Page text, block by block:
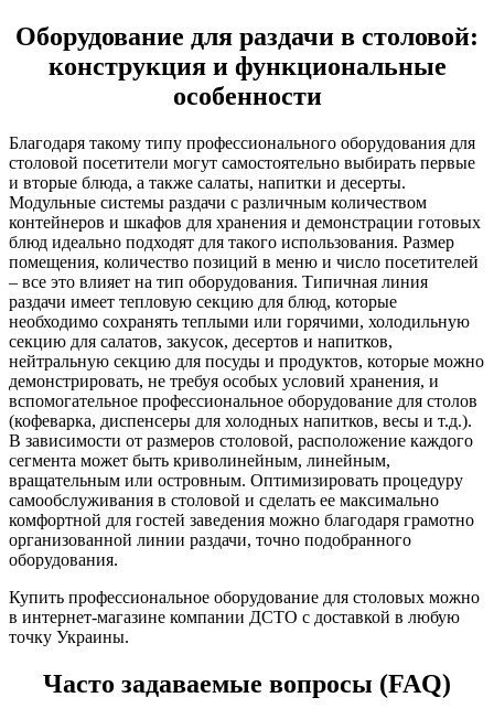
Оборудование для раздачи в столовой:
конструкция и функциональные
особенности
Благодаря такому типу профессионального оборудования для
столовой посетители могут самостоятельно выбирать первые
и вторые блюда, а также салаты, напитки и десерты.
Модульные системы раздачи с различным количеством
контейнеров и шкафов для хранения и демонстрации готовых
блюд идеально подходят для такого использования. Размер
помещения, количество позиций в меню и число посетителей
– все это влияет на тип оборудования. Типичная линия
раздачи имеет тепловую секцию для блюд, которые
необходимо сохранять теплыми или горячими, холодильную
секцию для салатов, закусок, десертов и напитков,
нейтральную секцию для посуды и продуктов, которые можно
демонстрировать, не требуя особых условий хранения, и
вспомогательное профессиональное оборудование для столов
(кофеварка, диспенсеры для холодных напитков, весы и т.д.).
В зависимости от размеров столовой, расположение каждого
сегмента может быть криволинейным, линейным,
вращательным или островным. Оптимизировать процедуру
самообслуживания в столовой и сделать ее максимально
комфортной для гостей заведения можно благодаря грамотно
организованной линии раздачи, точно подобранного
оборудования.
Купить профессиональное оборудование для столовых можно
в интернет-магазине компании ДСТО с доставкой в любую
точку Украины.
Часто задаваемые вопросы (FAQ)